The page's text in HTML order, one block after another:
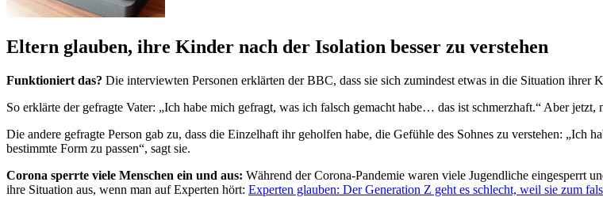
Eltern glauben, ihre Kinder nach der Isolation besser zu verstehen
Funktioniert das? Die interviewten Personen erklärten der BBC, dass sie sich zumindest etwas in die Situation ihrer
So erklärte der gefragte Vater: „Ich habe mich gefragt, was ich falsch gemacht habe… das ist schmerzhaft.“ Aber
Die andere gefragte Person gab zu, dass die Einzelhaft ihr geholfen habe, die Gefühle des Sohnes zu verstehen: „Ich
bestimmte Form zu passen“, sagt sie.
Corona sperrte viele Menschen ein und aus: Während der Corona-Pandemie waren viele Jugendliche eingesperrt
ihre Situation aus, wenn man auf Experten hört: Experten glauben: Der Generation Z geht es schlecht, weil sie zum